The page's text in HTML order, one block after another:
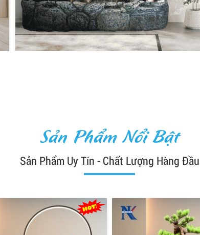
Sản Phẩm Nổi Bật
Sản Phẩm Uy Tín - Chất Lượng Hàng Đầu